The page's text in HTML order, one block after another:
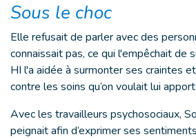
Sous le choc
Elle refusait de parler avec des
connaissait pas, ce qui l'empêchait de
HI l'a aidée à surmonter ses craintes
contre les soins qu’on voulait lui
Avec les travailleurs psychosociaux,
peignait afin d’exprimer ses